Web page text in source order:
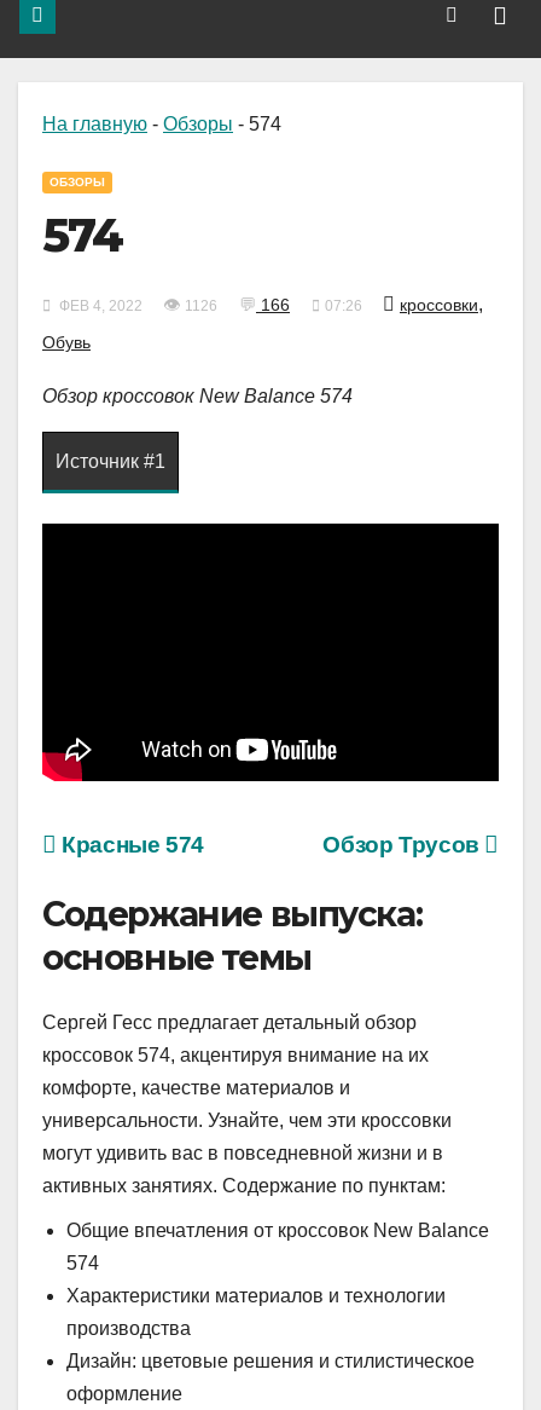
На главную - Обзоры - 574
ОБЗОРЫ
574
ФЕВ 4, 2022 👁 1126 💬 166 07:26 кроссовки,
Обувь
Обзор кроссовок New Balance 574
Источник #1
Обзор Трусов
Красные 574
Содержание выпуска:
основные темы
Сергей Гесс предлагает детальный обзор
кроссовок 574, акцентируя внимание на их
комфорте, качестве материалов и
универсальности. Узнайте, чем эти кроссовки
могут удивить вас в повседневной жизни и в
активных занятиях. Содержание по пунктам:
Общие впечатления от кроссовок New Balance
574
Характеристики материалов и технологии
производства
Дизайн: цветовые решения и стилистическое
оформление